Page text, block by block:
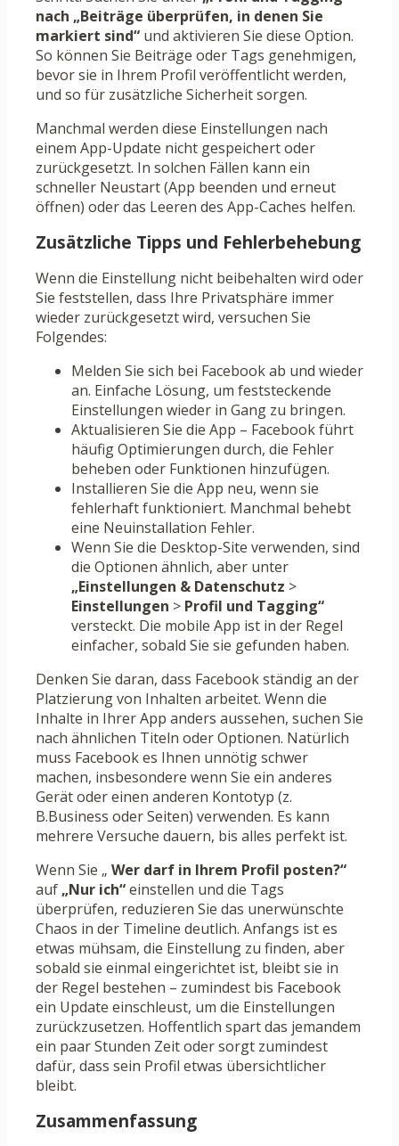
nach „Beiträge überprüfen, in denen Sie
markiert sind“ und aktivieren Sie diese Option.
So können Sie Beiträge oder Tags genehmigen,
bevor sie in Ihrem Profil veröffentlicht werden,
und so für zusätzliche Sicherheit sorgen.
Manchmal werden diese Einstellungen nach
einem App-Update nicht gespeichert oder
zurückgesetzt. In solchen Fällen kann ein
schneller Neustart (App beenden und erneut
öffnen) oder das Leeren des App-Caches helfen.
Zusätzliche Tipps und Fehlerbehebung
Wenn die Einstellung nicht beibehalten wird oder
Sie feststellen, dass Ihre Privatsphäre immer
wieder zurückgesetzt wird, versuchen Sie
Folgendes:
Melden Sie sich bei Facebook ab und wieder
an. Einfache Lösung, um feststeckende
Einstellungen wieder in Gang zu bringen.
Aktualisieren Sie die App – Facebook führt
häufig Optimierungen durch, die Fehler
beheben oder Funktionen hinzufügen.
Installieren Sie die App neu, wenn sie
fehlerhaft funktioniert. Manchmal behebt
eine Neuinstallation Fehler.
Wenn Sie die Desktop-Site verwenden, sind
die Optionen ähnlich, aber unter
„Einstellungen & Datenschutz >
Einstellungen > Profil und Tagging“
versteckt. Die mobile App ist in der Regel
einfacher, sobald Sie sie gefunden haben.
Denken Sie daran, dass Facebook ständig an der
Platzierung von Inhalten arbeitet. Wenn die
Inhalte in Ihrer App anders aussehen, suchen Sie
nach ähnlichen Titeln oder Optionen. Natürlich
muss Facebook es Ihnen unnötig schwer
machen, insbesondere wenn Sie ein anderes
Gerät oder einen anderen Kontotyp (z.
B.Business oder Seiten) verwenden. Es kann
mehrere Versuche dauern, bis alles perfekt ist.
Wenn Sie „ Wer darf in Ihrem Profil posten?“
auf „Nur ich“einstellen und die Tags
überprüfen, reduzieren Sie das unerwünschte
Chaos in der Timeline deutlich. Anfangs ist es
etwas mühsam, die Einstellung zu finden, aber
sobald sie einmal eingerichtet ist, bleibt sie in
der Regel bestehen – zumindest bis Facebook
ein Update einschleust, um die Einstellungen
zurückzusetzen. Hoffentlich spart das jemandem
ein paar Stunden Zeit oder sorgt zumindest
dafür, dass sein Profil etwas übersichtlicher
bleibt.
Zusammenfassung